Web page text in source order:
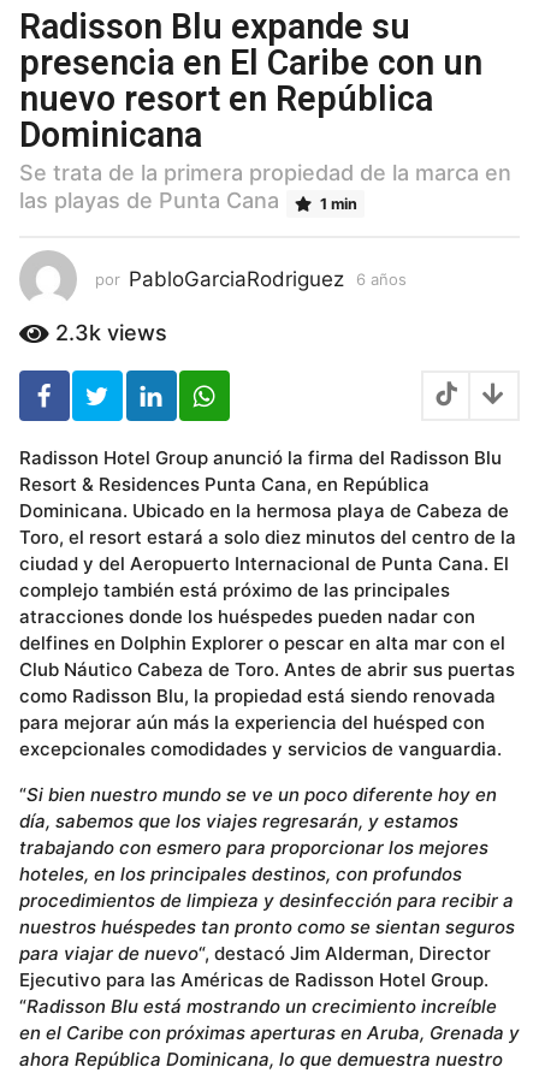
a
ñ
o
s
6
a
ñ
o
Radisson Blu expande su
presencia en El Caribe con un
nuevo resort en República
Dominicana
Se trata de la primera propiedad de la marca en
las playas de Punta Cana
1 min
por PabloGarciaRodriguez 6 años
2.3k views
Radisson Hotel Group anunció la firma del Radisson Blu
Resort & Residences Punta Cana, en República
Dominicana. Ubicado en la hermosa playa de Cabeza de
Toro, el resort estará a solo diez minutos del centro de la
ciudad y del Aeropuerto Internacional de Punta Cana. El
complejo también está próximo de las principales
atracciones donde los huéspedes pueden nadar con
delfines en Dolphin Explorer o pescar en alta mar con el
Club Náutico Cabeza de Toro. Antes de abrir sus puertas
como Radisson Blu, la propiedad está siendo renovada
para mejorar aún más la experiencia del huésped con
excepcionales comodidades y servicios de vanguardia.
“Si bien nuestro mundo se ve un poco diferente hoy en
día, sabemos que los viajes regresarán, y estamos
trabajando con esmero para proporcionar los mejores
hoteles, en los principales destinos, con profundos
procedimientos de limpieza y desinfección para recibir a
nuestros huéspedes tan pronto como se sientan seguros
para viajar de nuevo“, destacó Jim Alderman, Director
Ejecutivo para las Américas de Radisson Hotel Group.
“Radisson Blu está mostrando un crecimiento increíble
en el Caribe con próximas aperturas en Aruba, Grenada y
ahora República Dominicana, lo que demuestra nuestro